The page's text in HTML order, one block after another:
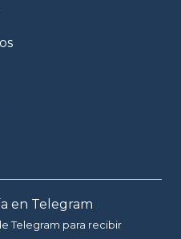
en Telegram
Telegram para recibir